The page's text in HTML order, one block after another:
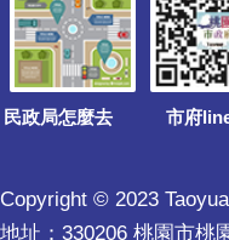
民政局怎麼去 市府
Copyright © 2023
地址：330206 桃園市桃